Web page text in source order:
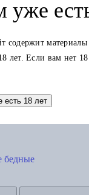
бедные
уже
содержит материалы
лет. Если вам нет
есть 18 лет